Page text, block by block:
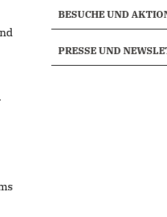
BESUCHE UND
PRESSE UND